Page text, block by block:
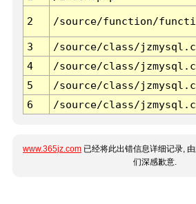
2 /source/function/
3 /source/class/
4
/source/class/
5
/source/class/
6
/source/class/
www.365jz.com 已经将此出错信息详细记录,
们深感歉意.